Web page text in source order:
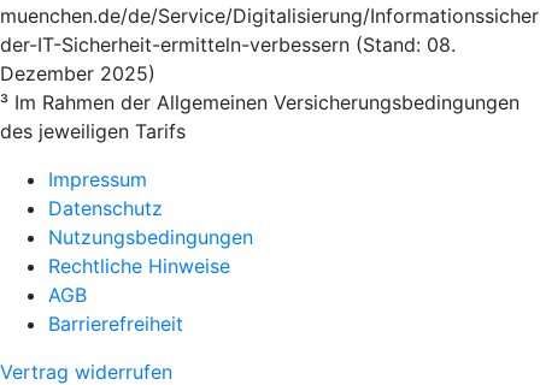
muenchen.de/de/Service/Digitalisierung/
der-IT-Sicherheit-ermitteln-verbessern (Stand: 08.
Dezember 2025)
³ Im Rahmen der Allgemeinen Versicherungsbedingungen
des jeweiligen Tarifs
Impressum
Datenschutz
Nutzungsbedingungen
Rechtliche Hinweise
AGB
Barrierefreiheit
Vertrag widerrufen